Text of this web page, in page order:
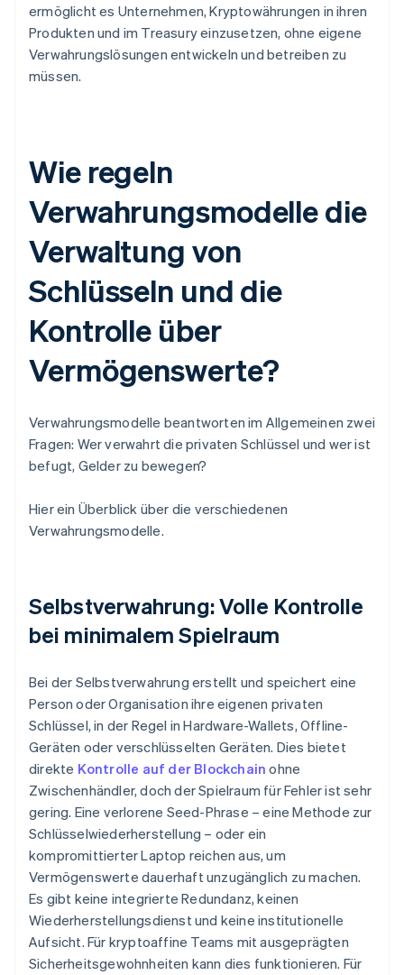
ermöglicht es Unternehmen, Kryptowährungen in ihren
Produkten und im Treasury einzusetzen, ohne eigene
Verwahrungslösungen entwickeln und betreiben zu
müssen.
Wie regeln
Verwahrungsmodelle die
Verwaltung von
Schlüsseln und die
Kontrolle über
Vermögenswerte?
Verwahrungsmodelle beantworten im Allgemeinen zwei
Fragen: Wer verwahrt die privaten Schlüssel und wer ist
befugt, Gelder zu bewegen?
Hier ein Überblick über die verschiedenen
Verwahrungsmodelle.
Selbstverwahrung: Volle Kontrolle
bei minimalem Spielraum
Bei der Selbstverwahrung erstellt und speichert eine
Person oder Organisation ihre eigenen privaten
Schlüssel, in der Regel in Hardware-Wallets, Offline-
Geräten oder verschlüsselten Geräten. Dies bietet
direkte Kontrolle auf der Blockchain ohne
Zwischenhändler, doch der Spielraum für Fehler ist sehr
gering. Eine verlorene Seed-Phrase – eine Methode zur
Schlüsselwiederherstellung – oder ein
kompromittierter Laptop reichen aus, um
Vermögenswerte dauerhaft unzugänglich zu machen.
Es gibt keine integrierte Redundanz, keinen
Wiederherstellungsdienst und keine institutionelle
Aufsicht. Für kryptoaffine Teams mit ausgeprägten
Sicherheitsgewohnheiten kann dies funktionieren. Für